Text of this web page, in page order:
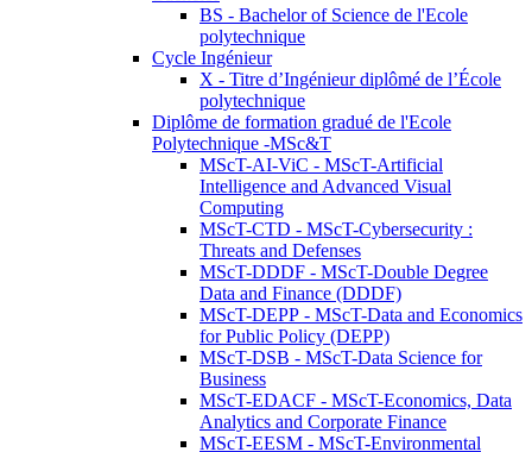
BS - Bachelor of Science de l'Ecole
polytechnique
Cycle Ingénieur
X - Titre d’Ingénieur diplômé de l’École
polytechnique
Diplôme de formation gradué de l'Ecole
Polytechnique -MSc&T
MScT-AI-ViC - MScT-Artificial
Intelligence and Advanced Visual
Computing
MScT-CTD - MScT-Cybersecurity :
Threats and Defenses
MScT-DDDF - MScT-Double Degree
Data and Finance (DDDF)
MScT-DEPP - MScT-Data and Economics
for Public Policy (DEPP)
MScT-DSB - MScT-Data Science for
Business
MScT-EDACF - MScT-Economics, Data
Analytics and Corporate Finance
MScT-EESM - MScT-Environmental